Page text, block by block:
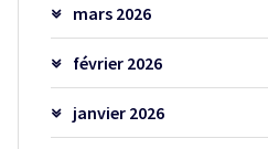
mars 2026
février 2026
janvier 2026